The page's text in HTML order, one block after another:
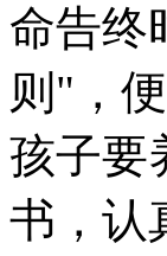
命告终
则"，
孩子要
书，认